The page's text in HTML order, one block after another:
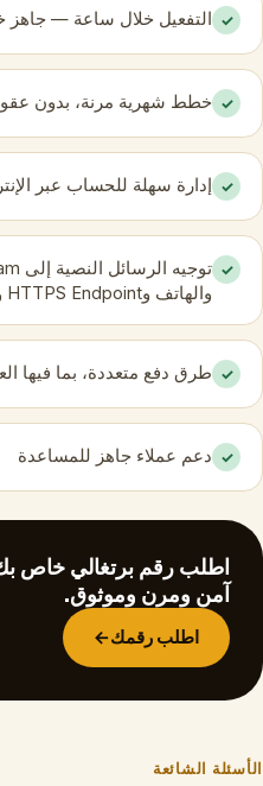
✓ التفعيل خلال ساعة — جاهز
✓ خطط شهرية مرنة، بدون
✓ إدارة سهلة للحساب عبر
✓
والهاتف وHTTPS Endpoint وSlack
✓ طرق دفع متعددة، بما فيها
✓ دعم عملاء جاهز للمساعدة
اطلب رقم برتغالي خاص
آمن ومرن وموثوق.
اطلب رقمك→
الأسئلة الشائعة